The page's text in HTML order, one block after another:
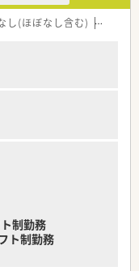
療貢献が経験できるよ
枚数も安定しているた
けます♪
ていきたい方
働ける環境を希望され
し(ほぼなし含む) 転勤な
制勤務
ト制勤務